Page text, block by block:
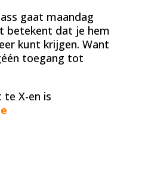
gaat maandag
betekent dat je hem
kunt krijgen. Want
toegang tot
te X-en is